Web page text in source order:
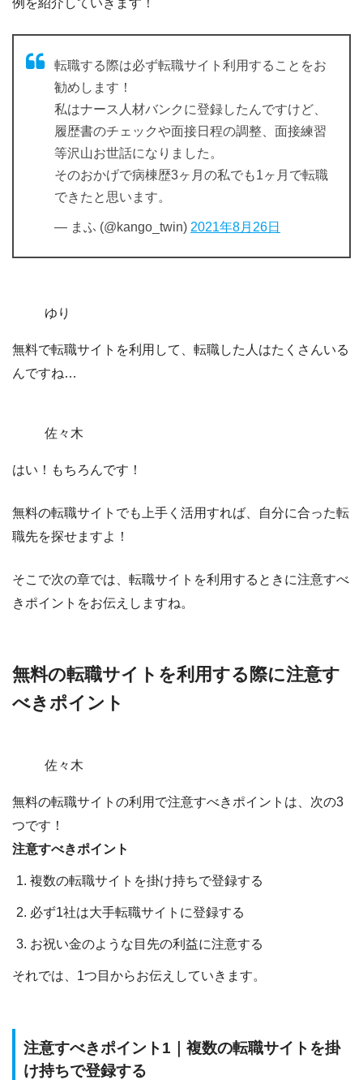
転職する際は必ず転職サイト利用することをお
勧めします！
私はナース人材バンクに登録したんですけど、
履歴書のチェックや面接日程の調整、面接練習
等沢山お世話になりました。
そのおかげで病棟歴3ヶ月の私でも1ヶ月で転職
できたと思います。
— まふ (@kango_twin) 2021年8月26日
ゆり
無料で転職サイトを利用して、転職した人はたくさんいる
んですね…
佐々木
はい！もちろんです！
無料の転職サイトでも上手く活用すれば、
自分に合った転
職先を探せますよ！
そこで次の章では、 転職サイトを利用するときに注意すべ
きポイント をお伝えしますね。
無料の転職サイトを利用する際に注意す
べきポイント
佐々木
無料の転職サイトの利用で注意すべきポイントは、次の3
つです！
注意すべきポイント
複数の転職サイトを掛け持ちで登録する
必ず1社は大手転職サイトに登録する
お祝い金のような目先の利益に注意する
それでは、1つ目からお伝えしていきます。
注意すべきポイント1｜複数の転職サイトを掛
け持ちで登録する